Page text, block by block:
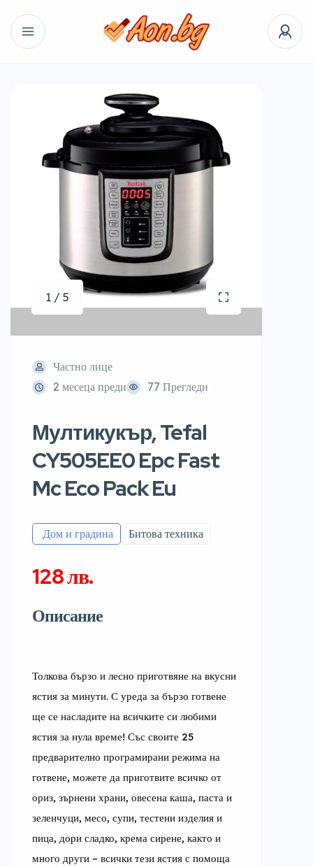
1 / 5
Частно лице
2 месеца преди
77 Прегледи
Мултикукър, Tefal
CY505EE0 Epc Fast
Mc Eco Pack Eu
️ Дом и градина Битова техника
128 лв.
Описание
Толкова бързо и лесно приготвяне на вкусни
ястия за минути. С уреда за бързо готвене
ще се насладите на всичките си любими
ястия за нула време! Със своите 25
предварително програмирани режима на
готвене, можете да приготвите всичко от
ориз, зърнени храни, овесена каша, паста и
зеленчуци, месо, супи, тестени изделия и
пица, дори сладко, крема сирене, както и
много други – всички тези ястия с помоща